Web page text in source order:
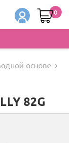
0
основе
82G